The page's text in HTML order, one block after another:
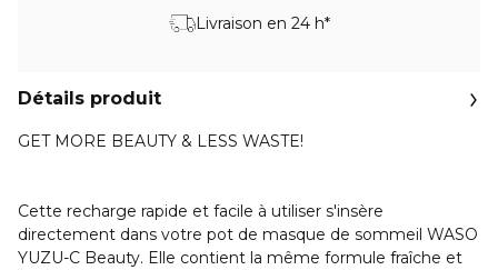
Livraison en 24 h*
Détails produit
GET MORE BEAUTY & LESS WASTE!
Cette recharge rapide et facile à utiliser s'insère
directement dans votre pot de masque de sommeil WASO
YUZU-C Beauty. Elle contient la même formule fraîche et